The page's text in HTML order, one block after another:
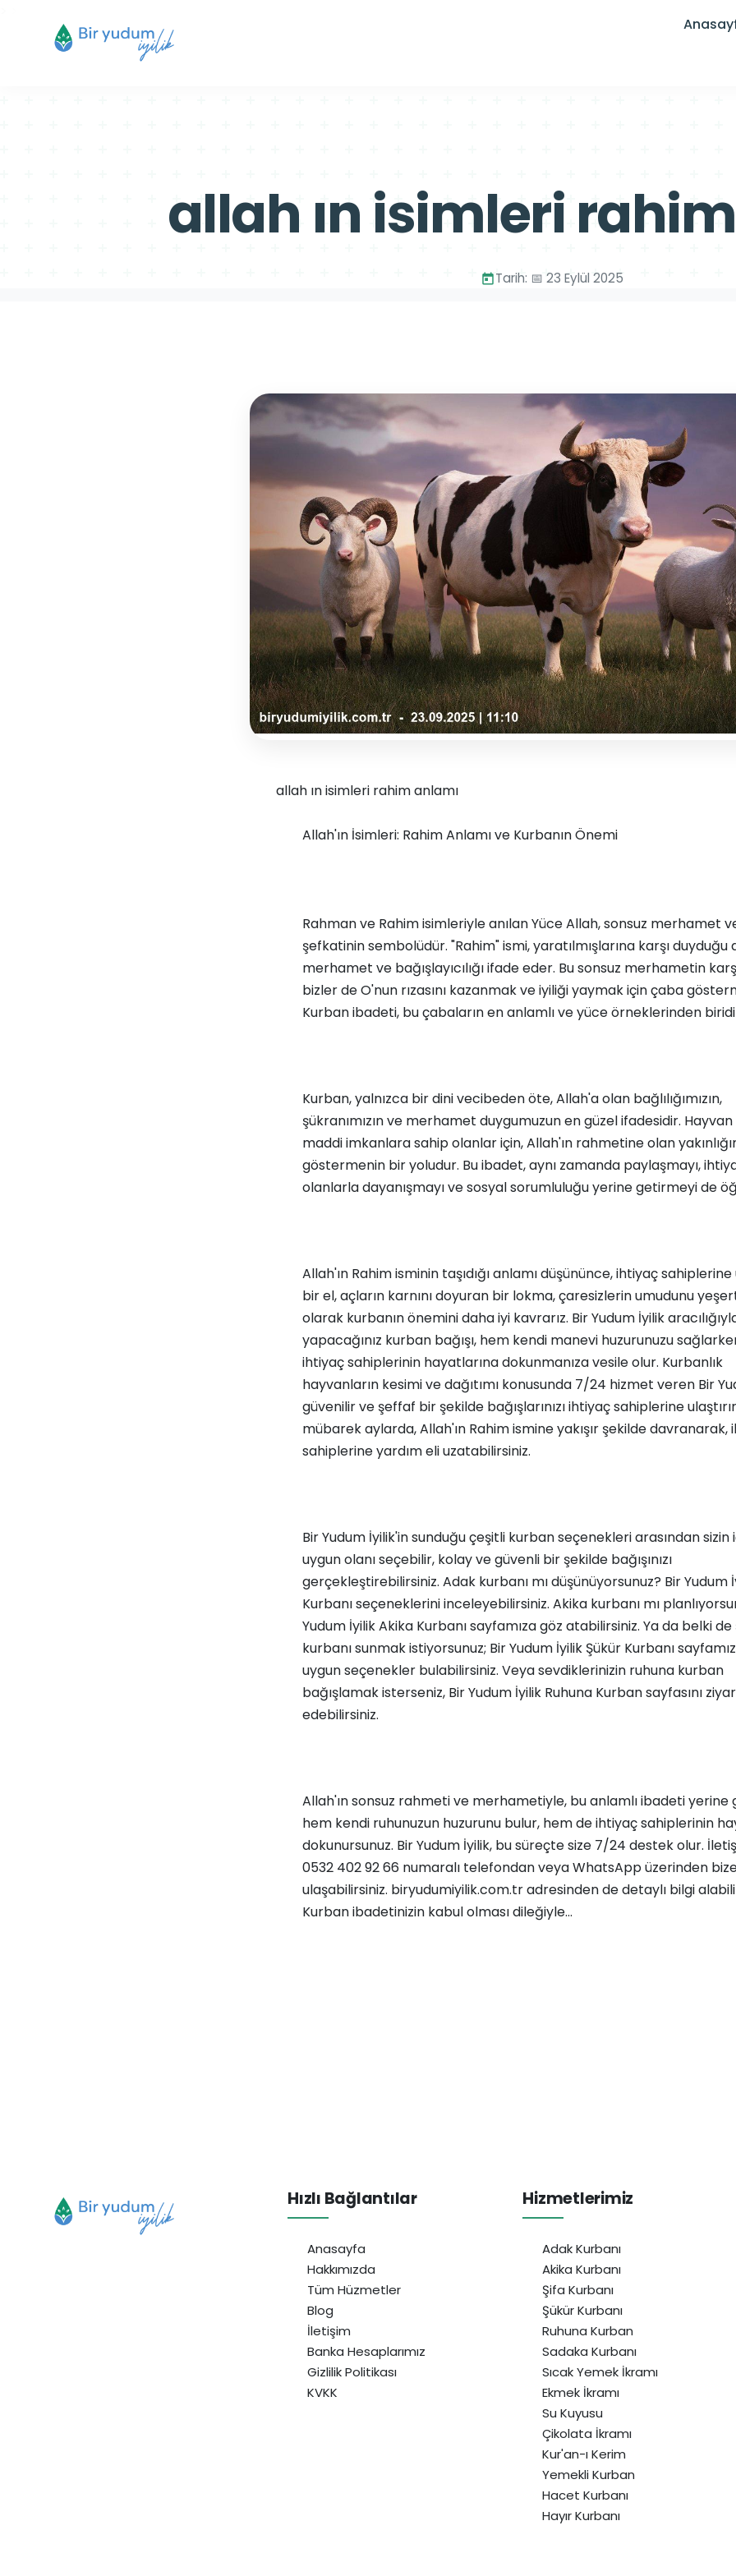
allah ın isimleri
Tarih: 📅 23 Eylül 2025
allah ın isimleri rahim anlamı
Allah'ın İsimleri: Rahim Anlamı ve Kurbanın Önemi
Rahman ve Rahim isimleriyle anılan Yüce Allah, sonsuz merhamet
şefkatinin sembolüdür. "Rahim" ismi, yaratılmışlarına karşı duyduğu
merhamet ve bağışlayıcılığı ifade eder. Bu sonsuz merhametin
bizler de O'nun rızasını kazanmak ve iyiliği yaymak için çaba
Kurban ibadeti, bu çabaların en anlamlı ve yüce örneklerinden
Kurban, yalnızca bir dini vecibeden öte, Allah'a olan bağlılığımızın,
şükranımızın ve merhamet duygumuzun en güzel ifadesidir. Hayvan
maddi imkanlara sahip olanlar için, Allah'ın rahmetine olan
göstermenin bir yoludur. Bu ibadet, aynı zamanda paylaşmayı,
olanlarla dayanışmayı ve sosyal sorumluluğu yerine getirmeyi de
Allah'ın Rahim isminin taşıdığı anlamı düşününce, ihtiyaç
bir el, açların karnını doyuran bir lokma, çaresizlerin umudunu
olarak kurbanın önemini daha iyi kavrarız. Bir Yudum İyilik
yapacağınız kurban bağışı, hem kendi manevi huzurunuzu
ihtiyaç sahiplerinin hayatlarına dokunmanıza vesile olur. Kurbanlık
hayvanların kesimi ve dağıtımı konusunda 7/24 hizmet veren Bir
güvenilir ve şeffaf bir şekilde bağışlarınızı ihtiyaç sahiplerine
mübarek aylarda, Allah'ın Rahim ismine yakışır şekilde davranarak,
sahiplerine yardım eli uzatabilirsiniz.
Bir Yudum İyilik'in sunduğu çeşitli kurban seçenekleri arasından sizin
uygun olanı seçebilir, kolay ve güvenli bir şekilde bağışınızı
gerçekleştirebilirsiniz. Adak kurbanı mı düşünüyorsunuz? Bir Yudum
Kurbanıseçeneklerini inceleyebilirsiniz. Akika kurbanı mı
Yudum İyilik Akika Kurbanısayfamıza göz atabilirsiniz. Ya da belki de
kurbanı sunmak istiyorsunuz; Bir Yudum İyilik Şükür Kurbanı
uygun seçenekler bulabilirsiniz. Veya sevdiklerinizin ruhuna kurban
bağışlamak isterseniz, Bir Yudum İyilik Ruhuna Kurbansayfasını
edebilirsiniz.
Allah'ın sonsuz rahmeti ve merhametiyle, bu anlamlı ibadeti yerine
hem kendi ruhunuzun huzurunu bulur, hem de ihtiyaç sahiplerinin
dokunursunuz. Bir Yudum İyilik, bu süreçte size 7/24 destek olur.
0532 402 92 66 numaralı telefondan veya WhatsApp üzerinden
ulaşabilirsiniz. biryudumiyilik.com.tr adresinden de detaylı bilgi
Kurban ibadetinizin kabul olması dileğiyle…
Hızlı Bağlantılar
Anasayfa
Hakkımızda
Tüm Hüzmetler
Blog
İletişim
Banka Hesaplarımız
Gizlilik Politikası
KVKK
Hizmetlerimiz
Adak Kurbanı
Akika Kurbanı
Şifa Kurbanı
Şükür Kurbanı
Ruhuna Kurban
Sadaka Kurbanı
Sıcak Yemek İkramı
Ekmek İkramı
Su Kuyusu
Çikolata İkramı
Kur'an-ı Kerim
Yemekli Kurban
Hacet Kurbanı
Hayır Kurbanı